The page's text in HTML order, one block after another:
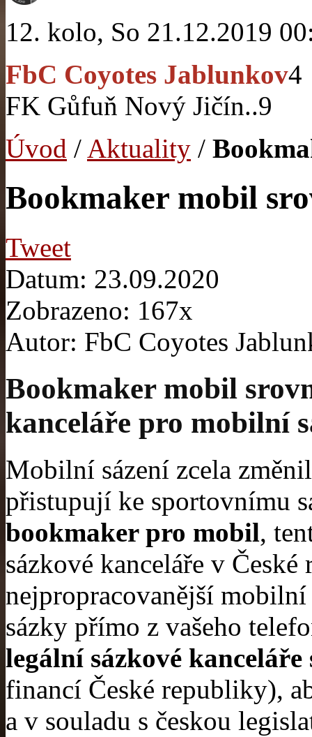
12. kolo, So 21.12.2019
FbC Coyotes Jablunkov4
FK Gůfuň Nový Jičín..9
Úvod / Aktuality /
Bookmaker mobil
Tweet
Datum: 23.09.2020
Zobrazeno: 167x
Autor: FbC Coyotes
Bookmaker mobil
kanceláře pro mobilní
Mobilní sázení zcela
přistupují ke sportovnímu
bookmaker pro mobil,
sázkové kanceláře v
nejpropracovanější
sázky přímo z vašeho
legální sázkové
financí České republiky),
a v souladu s českou